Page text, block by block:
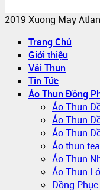
2019 Xuong May Atlan
Trang Chủ
Giới thiệu
Vải Thun
Tin Tức
Áo Thun Đồng
Áo Thun
Áo Thun
Áo Thun
Áo thun
Áo Thun
Áo Thun
Đồng Phục